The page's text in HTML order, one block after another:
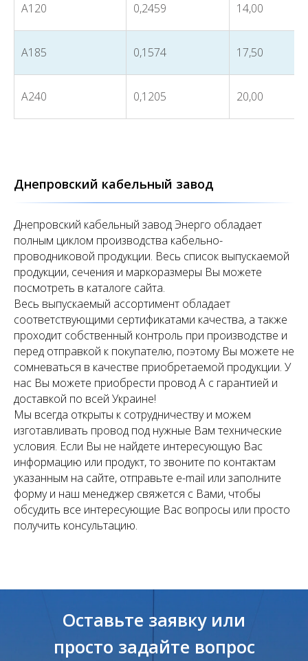
А120 0,2459 14,00
А185 0,1574 17,50
А240 0,1205 20,00
Днепровский кабельный завод
Днепровский кабельный завод Энерго обладает
полным циклом производства кабельно-
проводниковой продукции. Весь список выпускаемой
продукции, сечения и маркоразмеры Вы можете
посмотреть в каталоге сайта.
Весь выпускаемый ассортимент обладает
соответствующими сертификатами качества, а также
проходит собственный контроль при производстве и
перед отправкой к покупателю, поэтому Вы можете не
сомневаться в качестве приобретаемой продукции. У
нас Вы можете приобрести провод А с гарантией и
доставкой по всей Украине!
Мы всегда открыты к сотрудничеству и можем
изготавливать провод под нужные Вам технические
условия. Если Вы не найдете интересующую Вас
информацию или продукт, то звоните по контактам
указанным на сайте, отправьте e-mail или заполните
форму и наш менеджер свяжется с Вами, чтобы
обсудить все интересующие Вас вопросы или просто
получить консультацию.
Оставьте заявку или
просто задайте вопрос